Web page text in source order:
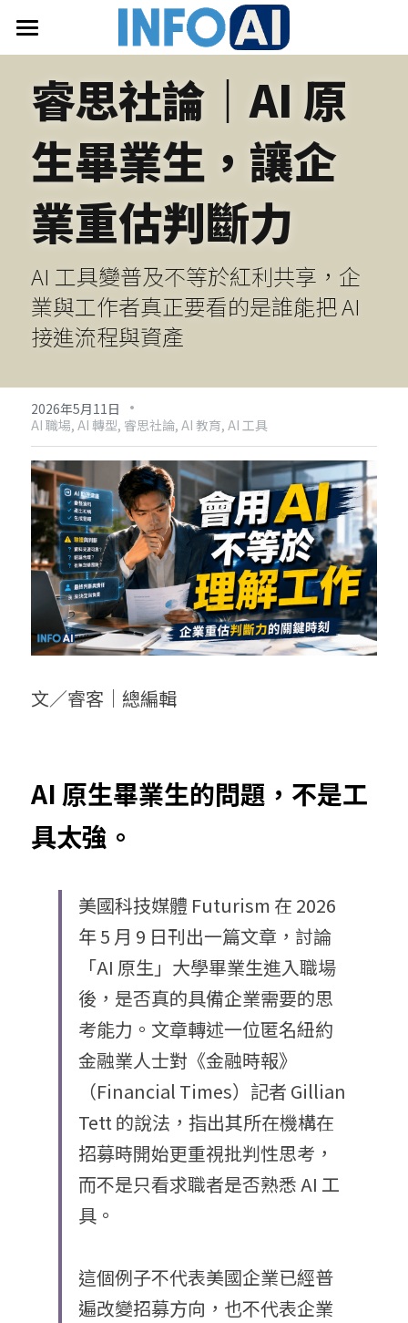
首頁
關於InfoAI
訂閱電子報
最新文章
搜索
email聯絡
睿思社論｜AI 原
生畢業生，讓企
業重估判斷力
AI 工具變普及不等於紅利共享，企
業與工作者真正要看的是誰能把 AI
接進流程與資產
2026年5月11日 ·
AI 職場, AI 轉型, 睿思社論, AI 教育, AI 工具
文／睿客｜總編輯
AI 原生畢業生的問題，不是工
具太強。
美國科技媒體 Futurism 在 2026
年 5 月 9 日刊出一篇文章，討論
「AI 原生」大學畢業生進入職場
後，是否真的具備企業需要的思
考能力。文章轉述一位匿名紐約
金融業人士對《金融時報》
（Financial Times）記者 Gillian
Tett 的說法，指出其所在機構在
招募時開始更重視批判性思考，
而不是只看求職者是否熟悉 AI 工
具。
這個例子不代表美國企業已經普
遍改變招募方向，也不代表企業